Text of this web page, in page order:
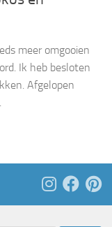
meer omgooien
Ik heb besloten
Afgelopen